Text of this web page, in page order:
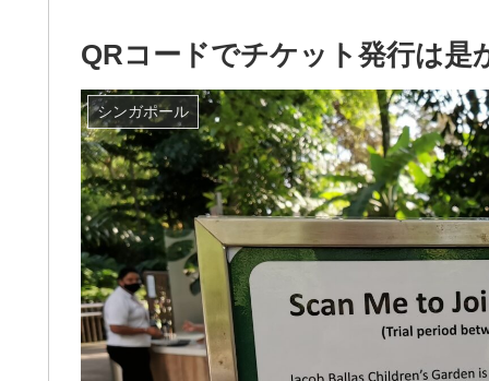
QRコードでチケット発行は是
シンガポール